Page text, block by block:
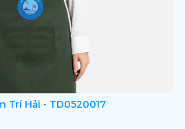
Trí Hải - TD0520017